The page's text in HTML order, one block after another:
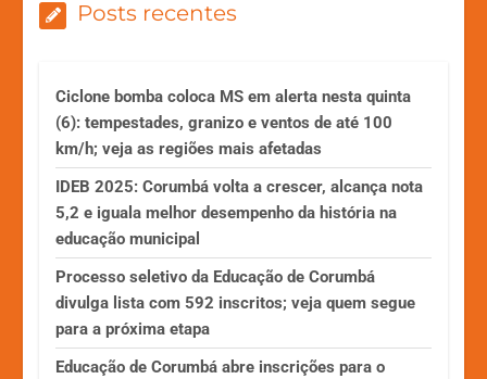
Posts recentes
Ciclone bomba coloca MS em alerta nesta quinta
(6): tempestades, granizo e ventos de até 100
km/h; veja as regiões mais afetadas
IDEB 2025: Corumbá volta a crescer, alcança nota
5,2 e iguala melhor desempenho da história na
educação municipal
Processo seletivo da Educação de Corumbá
divulga lista com 592 inscritos; veja quem segue
para a próxima etapa
Educação de Corumbá abre inscrições para o